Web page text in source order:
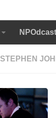
NPOdcast
STEPHEN